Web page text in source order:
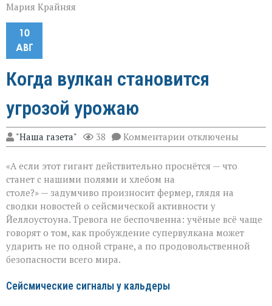
Мария Крайняя
10
АВГ
Когда вулкан становится
угрозой урожаю
"Наша газета" 38 Комментарии к
записи
вулкан
урожаю
отключены
«А если этот гигант действительно проснётся — что
станет с нашими полями и хлебом на
столе?» — задумчиво произносит фермер, глядя на
сводки новостей о сейсмической активности у
Йеллоустоуна. Тревога не беспочвенна: учёные всё чаще
говорят о том, как пробуждение супервулкана может
ударить не по одной стране, а по продовольственной
безопасности всего мира.
Сейсмические сигналы у кальдеры